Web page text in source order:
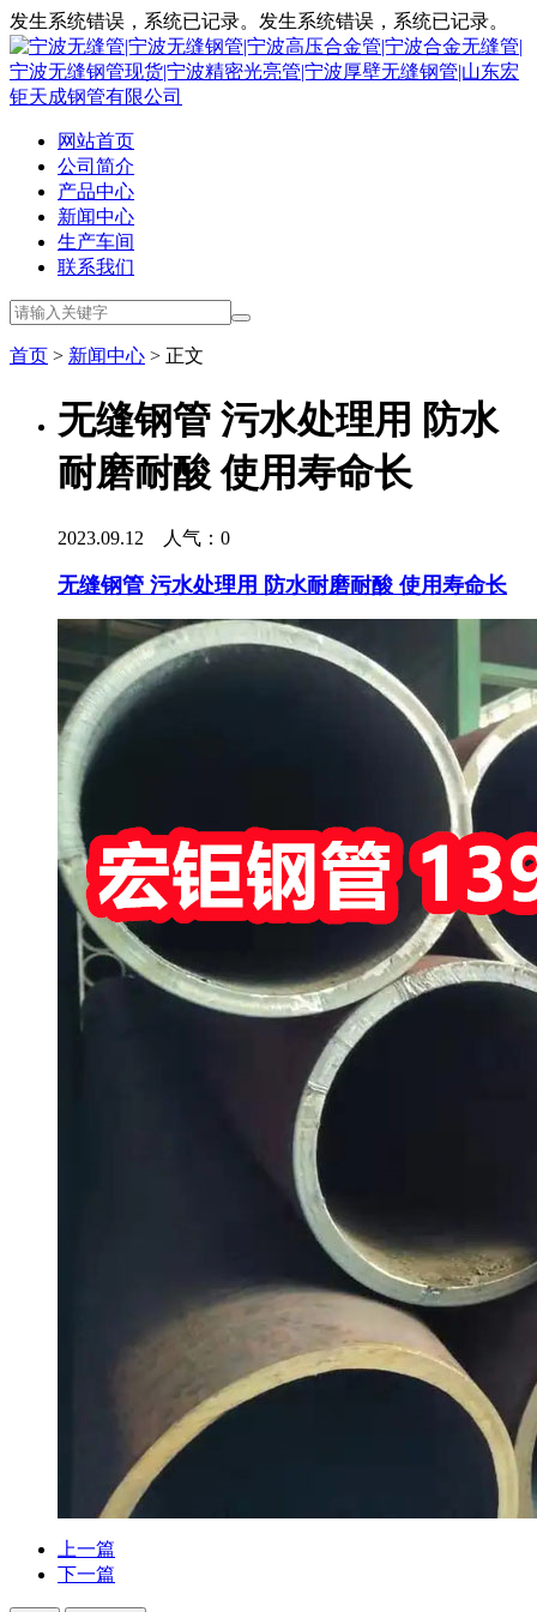
发生系统错误，系统已记录。发生系统错误，系统已记录。
网站首页
公司简介
产品中心
新闻中心
生产车间
联系我们
首页 > 新闻中心 > 正文
无缝钢管 污水处理用 防水
耐磨耐酸 使用寿命长
2023.09.12 人气： 0
无缝钢管 污水处理用 防水耐磨耐酸 使用寿命长
上一篇
下一篇